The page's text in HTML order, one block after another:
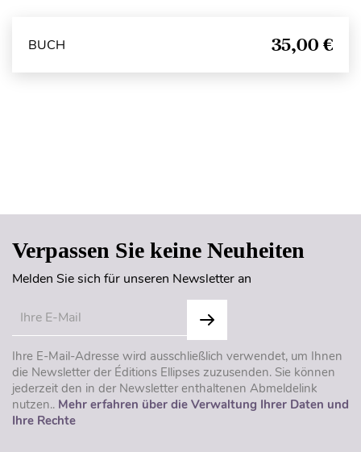
BUCH 35,00 €
Verpassen Sie keine Neuheiten
Melden Sie sich für unseren Newsletter an
Ihre E-Mail-Adresse wird ausschließlich verwendet, um Ihnen
die Newsletter der Éditions Ellipses zuzusenden. Sie können
jederzeit den in der Newsletter enthaltenen Abmeldelink
nutzen.. Mehr erfahren über die Verwaltung Ihrer Daten und
Ihre Rechte